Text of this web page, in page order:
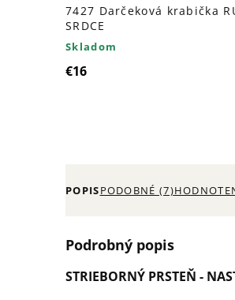
7427 Darčeková krabička
SRDCE
Skladom
€16
POPISPODOBNÉ (7)
Podrobný popis
STRIEBORNÝ PRSTEŇ -